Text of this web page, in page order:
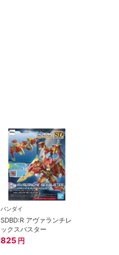
バンダイ
SDBD:R アヴァランチレ
ックスバスター
825 円